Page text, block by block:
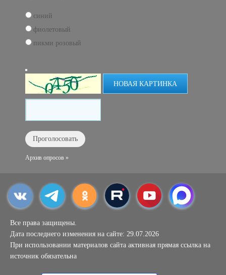
синий
фиолетовый
пикми розовый
НОВАЯ КАРТИНКА
Архив опросов »
Все права защищены.
Дата последнего изменения на сайте: 29.07.2026
При использовании материалов сайта активная прямая ссылка на
источник обязательна